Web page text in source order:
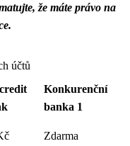
že máte právo na
účtů
Konkurenční
banka 1
Zdarma